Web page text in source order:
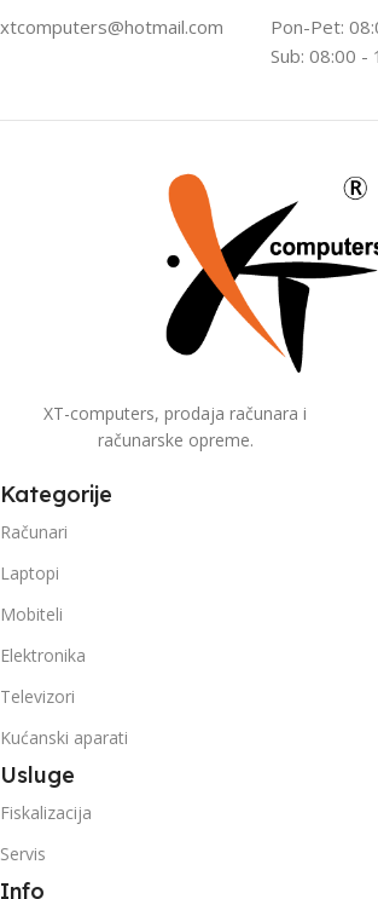
xtcomputers@hotmail.com
Pon-Pet:
Sub: 08:00 -
XT-computers, prodaja računara i
računarske opreme.
Kategorije
Računari
Laptopi
Mobiteli
Elektronika
Televizori
Kućanski aparati
Usluge
Fiskalizacija
Servis
Info